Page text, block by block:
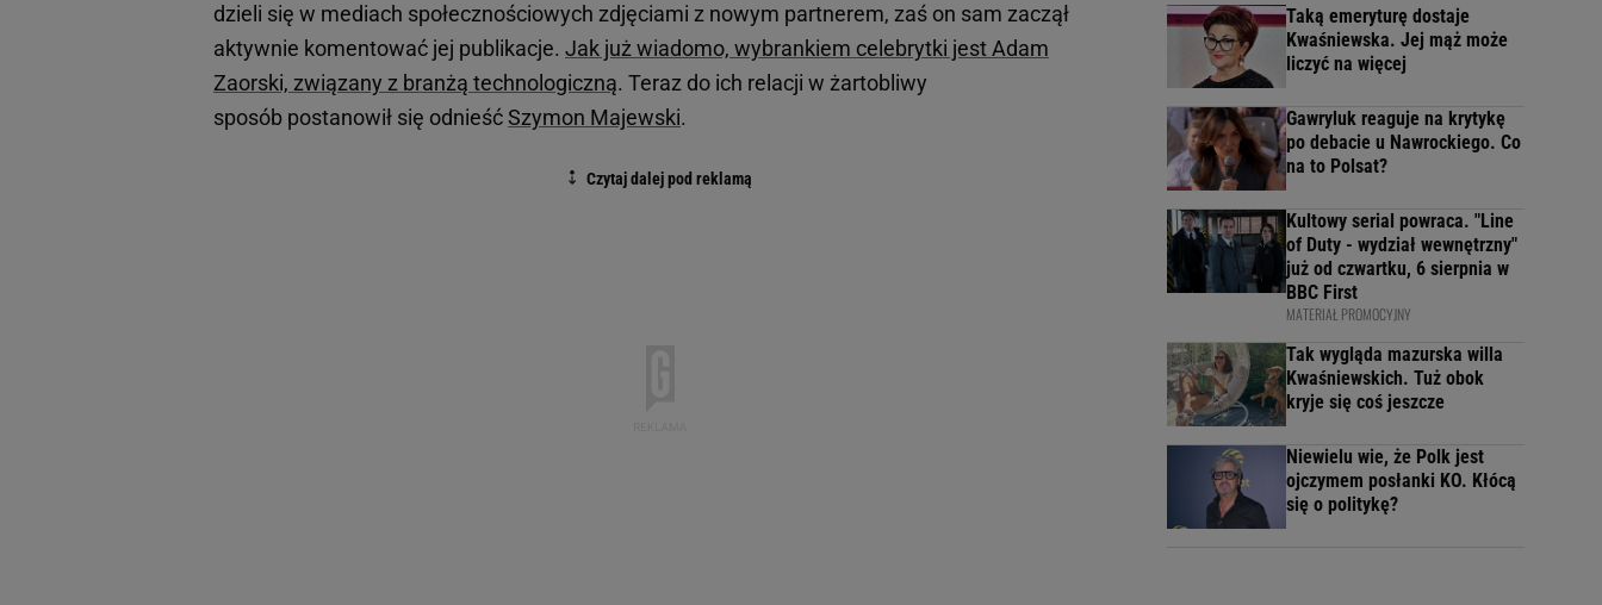
dzieli się w mediach społecznościowych zdjęciami z nowym partnerem, zaś on sam zaczął
aktywnie komentować jej publikacje. Jak już wiadomo, wybrankiem celebrytki jest Adam
Zaorski, związany z branżą technologiczną. Teraz do ich relacji w żartobliwy
sposób postanowił się odnieśćSzymon Majewski.
Taką emeryturę dostaje
Kwaśniewska. Jej mąż może
liczyć na więcej
Gawryluk reaguje na krytykę
po debacie u Nawrockiego. Co
na to Polsat?
Kultowy serial powraca. "Line
of Duty - wydział wewnętrzny"
już od czwartku, 6 sierpnia w
BBC First
MATERIAŁ PROMOCYJNY
Tak wygląda mazurska willa
Kwaśniewskich. Tuż obok
kryje się coś jeszcze
Niewielu wie, że Polk jest
ojczymem posłanki KO. Kłócą
się o politykę?